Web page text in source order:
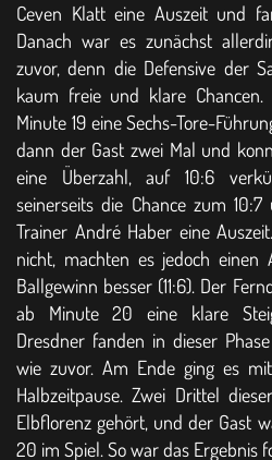
Ceven Klatt eine Auszeit und
Danach war es zunächst
zuvor, denn die Defensive der
kaum freie und klare
Minute 19 eine Sechs-Tore-
dann der Gast zwei Mal und
eine Überzahl, auf 10:6
seinerseits die Chance zum
Trainer André Haber eine
nicht, machten es jedoch einen
Ballgewinn besser (11:6). Der
ab Minute 20 eine klare
Dresdner fanden in dieser
wie zuvor. Am Ende ging es
Halbzeitpause. Zwei Drittel
Elbflorenz gehört, und der Gast
20 im Spiel. So war das Ergebnis